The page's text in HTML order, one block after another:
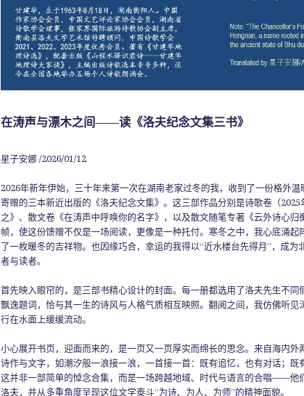
在涛声与漂木之间——读《洛夫纪念文集三书》
星子安娜 /2026/01/12
2026年新年伊始，三十年来第一次在湖南老家过冬的我，收到了一份格外
寄赠的三本新近出版的《洛夫纪念文集》。这三部作品分别是诗歌卷（
之》、散文卷《在涛声中呼唤你的名字》，以及散文随笔专著《云外诗心
帧，使这份馈赠不仅是一场阅读，更像是一种托付。寒冬之中，我心底涌
了一枚暖冬的吉祥物。也因缘巧合，幸运的我得以“近水楼台先得月”，成
者与读者。
首先映入眼帘的，是三部书精心设计的封面。每一册都选用了洛夫先生不同
飘逸题词，恰与其一生的诗风与人格气质相互映照。翻阅之间，我仿佛听见
行在水面上缓缓流动。
小心展开书页，迎面而来的，是一页又一页厚实而绵长的思念。来自海内外
诗作与文字，如潮汐般一浪接一浪，一首接一首：既有追忆，也有对话；既
这并非一部简单的悼念合集，而是一场跨越地域、时代与语言的合唱——他
洛夫，并从多重角度呈现这位文学泰斗“为诗、为人、为师”的精神面貌。